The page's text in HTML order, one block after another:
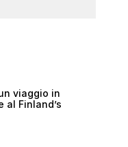
viaggio in
al Finland’s